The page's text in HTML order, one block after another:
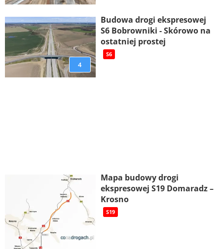
4
Budowa drogi ekspresowej
S6 Bobrowniki - Skórowo na
ostatniej prostej
S6
Mapa budowy drogi
ekspresowej S19 Domaradz –
Krosno
S19